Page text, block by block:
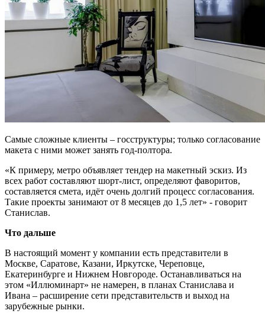
Самые сложные клиенты – госструктуры; только согласование
макета с ними может занять год-полтора.
«К примеру, метро объявляет тендер на макетный эскиз. Из
всех работ составляют шорт-лист, определяют фаворитов,
составляется смета, идёт очень долгий процесс согласования.
Такие проекты занимают от 8 месяцев до 1,5 лет» - говорит
Станислав.
Что дальше
В настоящий момент у компании есть представители в
Москве, Саратове, Казани, Иркутске, Череповце,
Екатеринбурге и Нижнем Новгороде. Останавливаться на
этом «Иллюминарт» не намерен, в планах Станислава и
Ивана – расширение сети представительств и выход на
зарубежные рынки.